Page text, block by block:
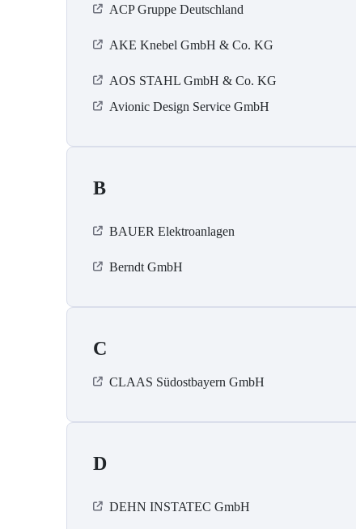
ACP Gruppe Deutschland
AKE Knebel GmbH & Co. KG
AOS STAHL GmbH & Co. KG
Avionic Design Service GmbH
B
BAUER Elektroanlagen
Berndt GmbH
C
CLAAS Südostbayern GmbH
D
DEHN INSTATEC GmbH